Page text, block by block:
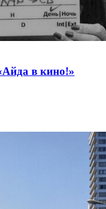
в кино!»